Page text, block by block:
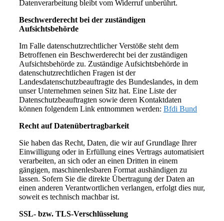
Datenverarbeitung bleibt vom Widerruf unberührt.
Beschwerderecht bei der zuständigen
Aufsichtsbehörde
Im Falle datenschutzrechtlicher Verstöße steht dem
Betroffenen ein Beschwerderecht bei der zuständigen
Aufsichtsbehörde zu. Zuständige Aufsichtsbehörde in
datenschutzrechtlichen Fragen ist der
Landesdatenschutzbeauftragte des Bundeslandes, in dem
unser Unternehmen seinen Sitz hat. Eine Liste der
Datenschutzbeauftragten sowie deren Kontaktdaten
können folgendem Link entnommen werden: Bfdi Bund
Recht auf Datenübertragbarkeit
Sie haben das Recht, Daten, die wir auf Grundlage Ihrer
Einwilligung oder in Erfüllung eines Vertrags automatisiert
verarbeiten, an sich oder an einen Dritten in einem
gängigen, maschinenlesbaren Format aushändigen zu
lassen. Sofern Sie die direkte Übertragung der Daten an
einen anderen Verantwortlichen verlangen, erfolgt dies nur,
soweit es technisch machbar ist.
SSL- bzw. TLS-Verschlüsselung